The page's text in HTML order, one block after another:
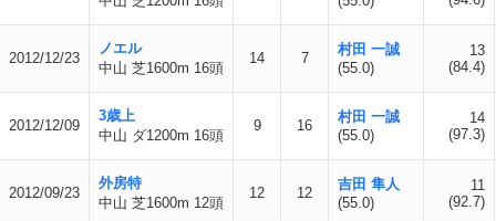
2012/12/23
ノエル
中山 芝1600m 16頭
14 7
村田 一誠
(55.0)
13
(84.4)
2012/12/09
3歳上
中山 ダ1200m 16頭
9 16
村田 一誠
(55.0)
14
(97.3)
2012/09/23
外房特
中山 芝1600m 12頭
12 12
吉田 隼人
(55.0)
11
(92.7)